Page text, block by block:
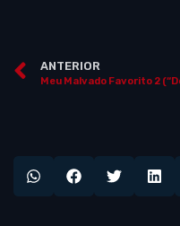
ANTERIOR